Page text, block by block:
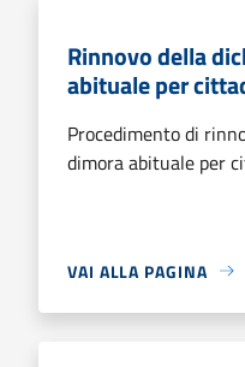
Rinnovo della
abituale per
Procedimento di
dimora abituale per
VAI ALLA PAGINA